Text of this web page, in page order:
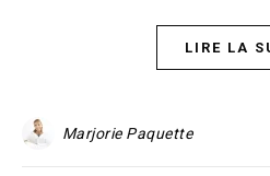
LIRE LA
Marjorie Paquette